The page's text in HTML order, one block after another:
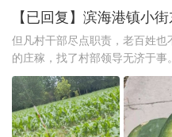
【已回复】滨海港镇小
但凡村干部尽点职责，老百姓
的庄稼，找了村部领导无济于事